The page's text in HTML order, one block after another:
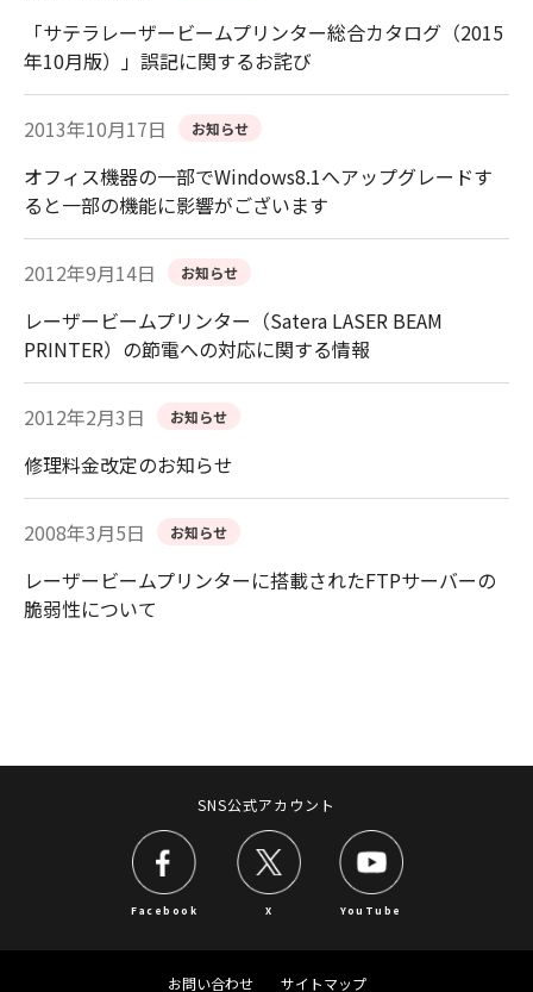
「サテラレーザービームプリンター総合カタログ（2015
年10月版）」誤記に関するお詫び
2013年10月17日 お知らせ
オフィス機器の一部でWindows8.1へアップグレードす
ると一部の機能に影響がございます
2012年9月14日 お知らせ
レーザービームプリンター（Satera LASER BEAM
PRINTER）の節電への対応に関する情報
2012年2月3日 お知らせ
修理料金改定のお知らせ
2008年3月5日 お知らせ
レーザービームプリンターに搭載されたFTPサーバーの
脆弱性について
SNS公式アカウント
Facebook X YouTube
お問い合わせ サイトマップ